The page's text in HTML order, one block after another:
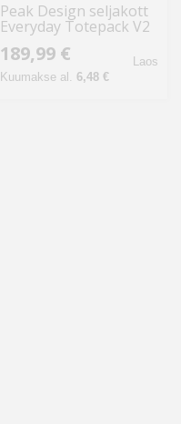
Peak Design seljakott
Everyday Totepack V2
20L, ocean
189,99 €
Kuumakse al. 6,48 €
Laos